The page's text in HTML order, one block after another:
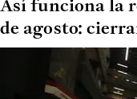
Así funciona la
de agosto: